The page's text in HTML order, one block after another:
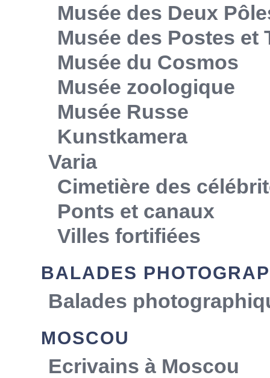
Musée des Deux
Musée des Postes
Musée du Cosmos
Musée zoologique
Musée Russe
Kunstkamera
Varia
Cimetière des
Ponts et canaux
Villes fortifiées
BALADES
Balades
MOSCOU
Ecrivains à Moscou